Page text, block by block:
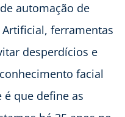
automação de
ferramentas
desperdícios e
facial
que define as